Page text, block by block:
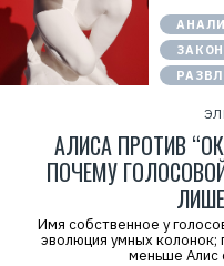
АЛИСА ПРОТИВ
ПОЧЕМУ
Имя собственное у
эволюция умных колонок;
меньше Алис